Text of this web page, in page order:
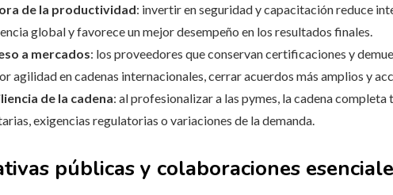
de la productividad: invertir en seguridad y capacitación reduce
global y favorece un mejor desempeño en los resultados finales.
a mercados: los proveedores que conservan certificaciones y
agilidad en cadenas internacionales, cerrar acuerdos más amplios y
de la cadena: al profesionalizar a las pymes, la cadena
exigencias regulatorias o variaciones de la demanda.
públicas y colaboraciones